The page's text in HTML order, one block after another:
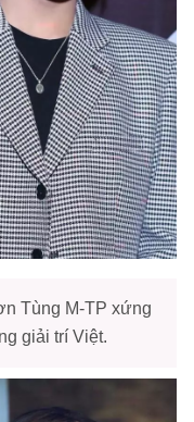
Tùng M-TP xứng
giải trí Việt.